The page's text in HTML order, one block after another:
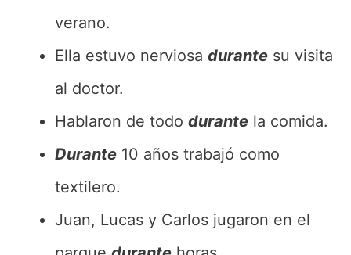
verano.
Ella estuvo nerviosa durante su visita
al doctor.
Hablaron de todo durante la comida.
Durante 10 años trabajó como
textilero.
Juan, Lucas y Carlos jugaron en el